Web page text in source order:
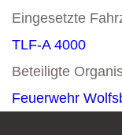
Eingesetzte
TLF-A 4000
Beteiligte
Feuerwehr